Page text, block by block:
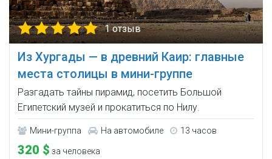
1 отзыв
Из Хургады — в древний Каир: главные
места столицы в мини-группе
Разгадать тайны пирамид, посетить Большой
Египетский музей и прокатиться по Нилу.
Мини-группа На автомобиле 13 часов
320 $ за человека